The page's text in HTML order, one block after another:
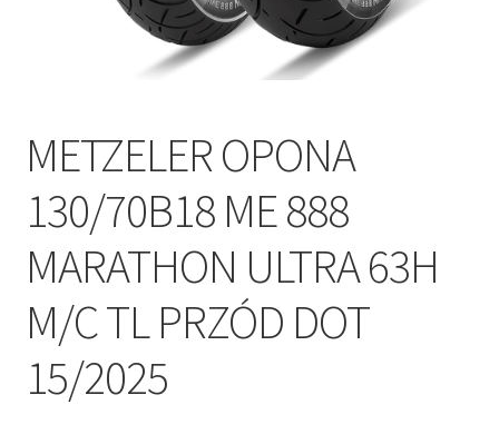
METZELER OPONA
130/70B18 ME 888
MARATHON ULTRA 63H
M/C TL PRZÓD DOT
15/2025